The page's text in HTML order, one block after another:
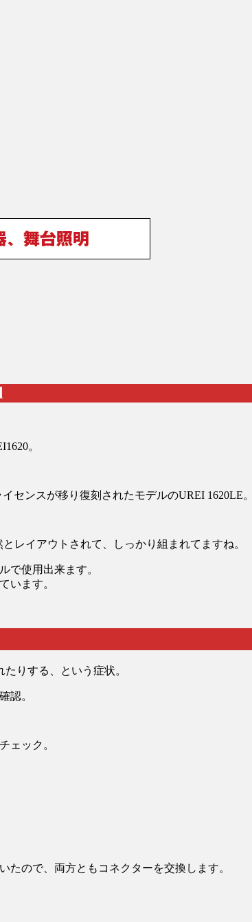
。
センスが移り復刻されたモデルのUREI 1620LE。
レイアウトされて、しっかり組まれてますね。
で使用出来ます。
います。
りする、という症状。
認。
ェック。
たので、両方ともコネクターを交換します。